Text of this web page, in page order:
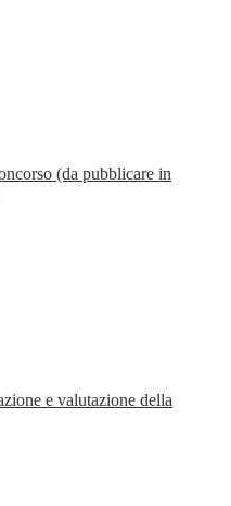
(da pubblicare in
e valutazione della